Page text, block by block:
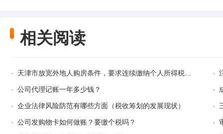
相关阅读
天津市放宽外地人购房条件，要求连续缴纳个人所得税或社保满1年即可购房。
公司代理记账一年多少钱？
企业法律风险防范有哪些方面（税收筹划的发展现状）
公司发购物卡如何做账？要缴个税吗？